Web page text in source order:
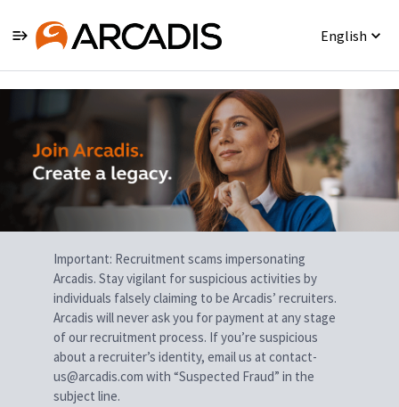
English
Single
Position
Important: Recruitment scams impersonating
Arcadis. Stay vigilant for suspicious activities by
individuals falsely claiming to be Arcadis’ recruiters.
Arcadis will never ask you for payment at any stage
of our recruitment process. If you’re suspicious
about a recruiter’s identity, email us at contact-
us@arcadis.com with “Suspected Fraud” in the
subject line.